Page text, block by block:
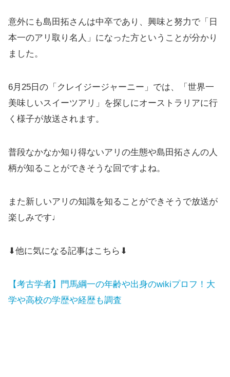
意外にも島田拓さんは中卒であり、興味と努力で「日
本一のアリ取り名人」になった方ということが分かり
ました。
6月25日の「クレイジージャーニー」では、「世界一
美味しいスイーツアリ」を探しにオーストラリアに行
く様子が放送されます。
普段なかなか知り得ないアリの生態や島田拓さんの人
柄が知ることができそうな回ですよね。
また新しいアリの知識を知ることができそうで放送が
楽しみです♩
⬇他に気になる記事はこちら⬇
【考古学者】門馬綱一の年齢や出身のwikiプロフ！大
学や高校の学歴や経歴も調査